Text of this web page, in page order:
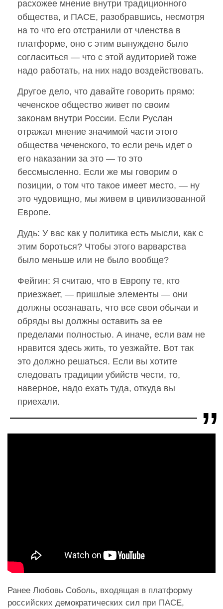
расхожее мнение внутри традиционного
общества, и ПАСЕ, разобравшись, несмотря
на то что его отстранили от членства в
платформе, оно с этим вынуждено было
согласиться — что с этой аудиторией тоже
надо работать, на них надо воздействовать.
Другое дело, что давайте говорить прямо:
чеченское общество живет по своим
законам внутри России. Если Руслан
отражал мнение значимой части этого
общества чеченского, то если речь идет о
его наказании за это — то это
бессмысленно. Если же мы говорим о
позиции, о том что такое имеет место, — ну
это чудовищно, мы живем в цивилизованной
Европе.
Дудь: У вас как у политика есть мысли, как с
этим бороться? Чтобы этого варварства
было меньше или не было вообще?
Фейгин: Я считаю, что в Европу те, кто
приезжает, — пришлые элементы — они
должны осознавать, что все свои обычаи и
обряды вы должны оставить за ее
пределами полностью. А иначе, если вам не
нравится здесь жить, то уезжайте. Вот так
это должно решаться. Если вы хотите
следовать традиции убийств чести, то,
наверное, надо ехать туда, откуда вы
приехали.
Ранее Любовь Соболь, входящая в платформу
российских демократических сил при ПАСЕ,